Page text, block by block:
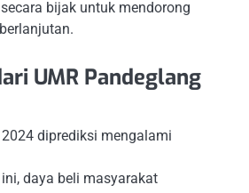
bijak untuk mendorong
UMR Pandeglang
diprediksi mengalami
daya beli masyarakat